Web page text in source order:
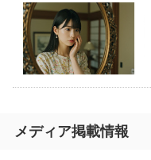
メディア掲載情報